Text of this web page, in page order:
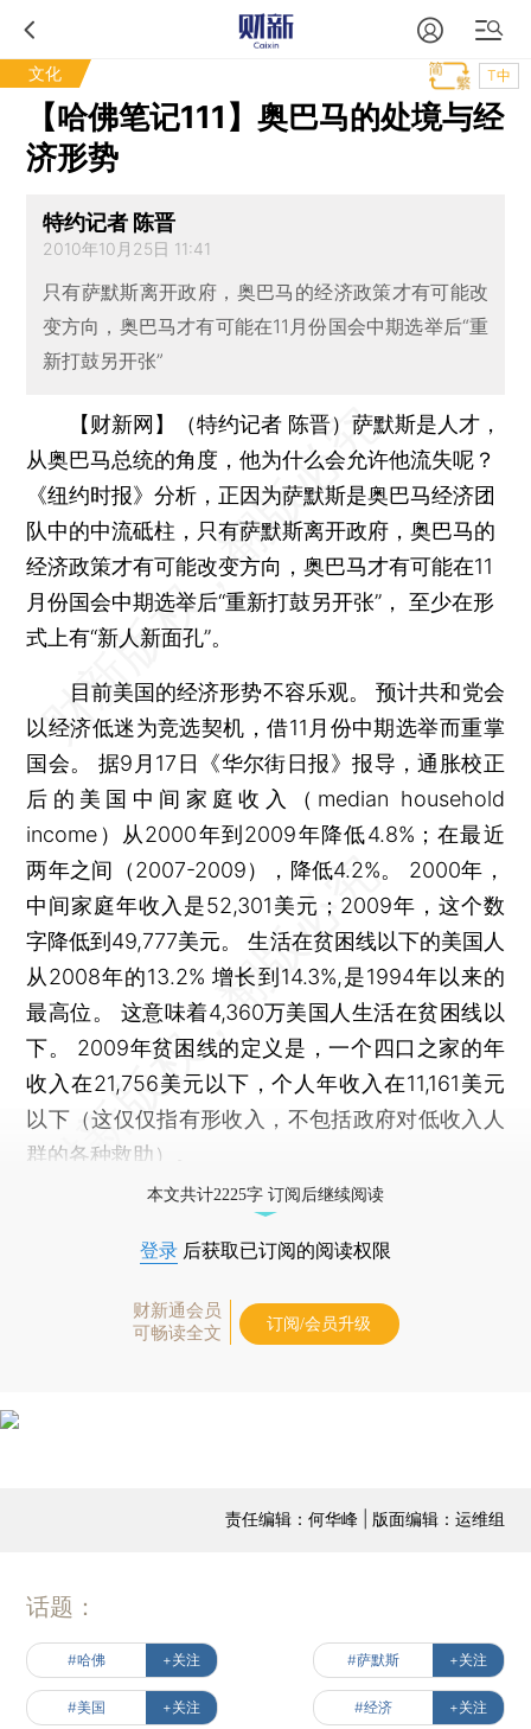
文化 T中
【哈佛笔记111】奥巴马的处境与经
济形势
特约记者 陈晋
2010年10月25日 11:41
只有萨默斯离开政府，奥巴马的经济政策才有可能改
变方向，奥巴马才有可能在11月份国会中期选举后“重
新打鼓另开张”
【财新网】（特约记者 陈晋）萨默斯是人才，
从奥巴马总统的角度，他为什么会允许他流失呢？
《纽约时报》分析，正因为萨默斯是奥巴马经济团
队中的中流砥柱，只有萨默斯离开政府，奥巴马的
经济政策才有可能改变方向，奥巴马才有可能在11
月份国会中期选举后“重新打鼓另开张”， 至少在形
式上有“新人新面孔”。
目前美国的经济形势不容乐观。 预计共和党会
以经济低迷为竞选契机，借11月份中期选举而重掌
国会。 据9月17日《华尔街日报》报导，通胀校正
后的美国中间家庭收入（median household
income）从2000年到2009年降低4.8%；在最近
两年之间（2007-2009），降低4.2%。 2000年，
中间家庭年收入是52,301美元；2009年，这个数
字降低到49,777美元。 生活在贫困线以下的美国人
从2008年的13.2% 增长到14.3%,是1994年以来的
最高位。 这意味着4,360万美国人生活在贫困线以
下。 2009年贫困线的定义是，一个四口之家的年
收入在21,756美元以下，个人年收入在11,161美元
以下（这仅仅指有形收入，不包括政府对低收入人
群的各种救助）。
本文共计2225字 订阅后继续阅读
登录 后获取已订阅的阅读权限
财新通会员
可畅读全文
订阅/会员升级
责任编辑：何华峰 | 版面编辑：运维组
话题：
#哈佛 +关注 #萨默斯 +关注
#美国 +关注 #经济 +关注